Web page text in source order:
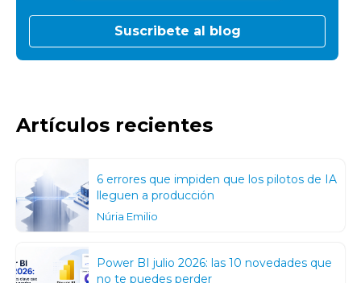
Artículos recientes
6 errores que impiden que los pilotos de IA
lleguen a producción
Núria Emilio
Power BI julio 2026: las 10 novedades que
no te puedes perder